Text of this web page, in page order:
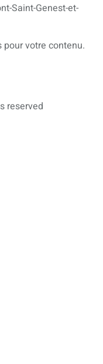
Saint-Genest-et-
votre contenu.
reserved